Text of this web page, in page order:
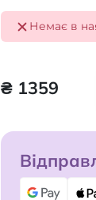
Немає в
₴ 1359